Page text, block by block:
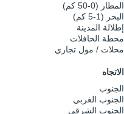
المطار (0-50 كم)
البحر (1-5 كم)
إطلالة المدينة
محطة الحافلات
محلات / مول تجاري
الاتجاه
الجنوب
الجنوب الغربي
الجنوب الشرقي